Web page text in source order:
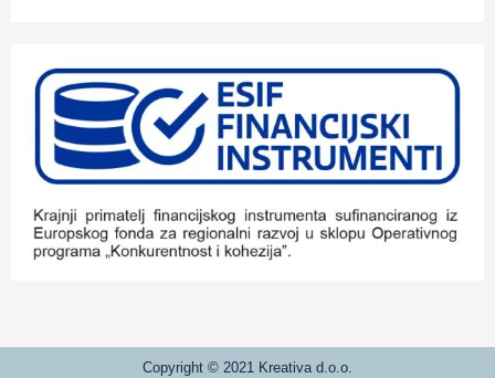
Copyright © 2021 Kreativa d.o.o.